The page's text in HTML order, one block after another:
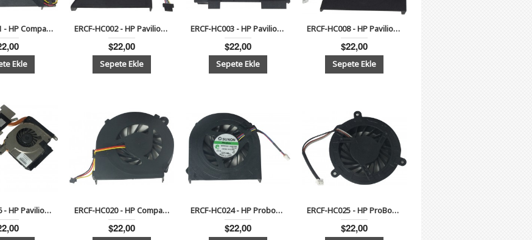
ERCF-HC001 - HP Compaq Presario CQ61, CQ61-100 ,CQ71 Serisi Notebook Cpu Fanı ERCF-HC002 - HP Pavilion DV6-6000,DV6-6100, DV7-6000 Serisi Notebook Cpu Fan
$22,00
ERCF-HC003 - HP Pavilion DV5, DV5T, DV5T-1000 Serisi Notebook Cpu Fanı
$22,00
ERCF-HC008 - HP Pavilion dv6000, dv9000, Presario F500, F700, V6000 Serisi Notebook Cpu Fan (İNTEL)
$22,00
ERCF-HC016 - HP Pavilion dv6000, dv6100, dv6200, dv6500 Serisi Notebook Cpu Soğutuculu Fan (AMD) ERCF-HC020 - HP Compaq CQ42, G4 ,G42 ,G62 Serisi Notebook Cpu Fan
$22,00
ERCF-HC024 - HP Probook 4520s ,4525s, 4720S Serisi Notebook Cpu Fan
$22,00
ERCF-HC025 - HP ProBook 4410S,4415S,4510S,4515S,4710S Serisi Notebook Cpu Fan
$22,00